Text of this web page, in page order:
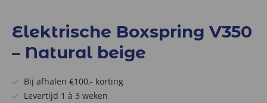
Elektrische Boxspring V350
– Natural beige
Bij afhalen €100,- korting
Levertijd 1 à 3 weken